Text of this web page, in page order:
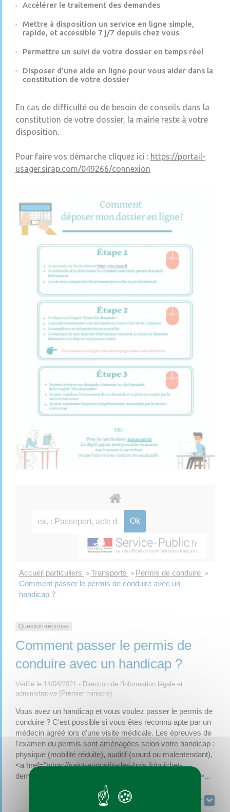
Accélérer le traitement des demandes
Mettre à disposition un service en ligne simple,
rapide, et accessible 7 j/7 depuis chez vous
Permettre un suivi de votre dossier en temps réel
Disposer d’une aide en ligne pour vous aider dans la
constitution de votre dossier
En cas de difficulté ou de besoin de conseils dans la
constitution de votre dossier, la mairie reste à votre
disposition.
Pour faire vos démarche cliquez ici : https://portail-
usager.sirap.com/049266/connexion
Accueil particuliers > Transports > Permis de conduire >
Comment passer le permis de conduire avec un
handicap ?
Question-réponse
Comment passer le permis de
conduire avec un handicap ?
Vérifié le 14/04/2021 - Direction de l'information légale et
administrative (Premier ministre)
Vous avez un handicap et vous voulez passer le permis de
conduire ? C'est possible si vous êtes reconnu apte par un
médecin agréé lors d'une visite médicale. Les épreuves de
l'examen du permis sont aménagées selon votre handicap :
physique (mobilité réduite), auditif (sourd ou malentendant),
<a href="https://saint-augustin-des-bois.fr/guichet-
demarches-urbanisme/?xml=R58981">troubles dys</a>...
Tout replier Tout déplier